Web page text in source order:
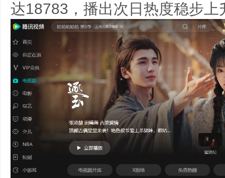
达18783，播出次日热度稳步上